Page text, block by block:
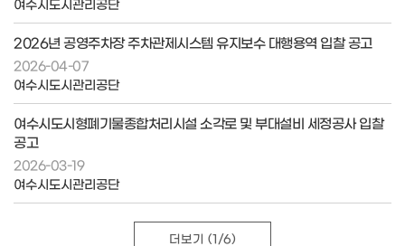
여수시도시관리공단
2026년 공영주차장 주차관제시스템 유지보수 대행용역 입찰 공고
2026-04-07
여수시도시관리공단
여수시도시형폐기물종합처리시설 소각로 및 부대설비 세정공사 입찰
공고
2026-03-19
여수시도시관리공단
더보기 (1/6)